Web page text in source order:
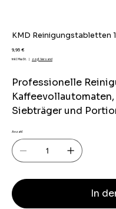
KMD Reinigungstabletten
Preis
9,95 €
inkl. MwSt. zzgl. Versand
Professionelle
Kaffeevollautomaten,
Siebträger und
Anzahl
In